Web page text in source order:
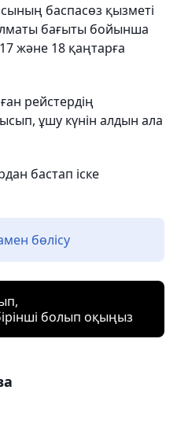
баспасөз қызметі
бағыты бойынша
және 18 қаңтарға
рейстердің
ұшу күнін алдын ала
бастап іске
бөлісу
болып оқыңыз